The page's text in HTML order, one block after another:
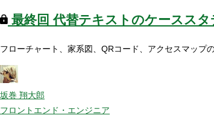
最終回 代替テキストのケーススタ
フローチャート、家系図、QRコード、アクセスマップ
坂巻 翔大郎
フロントエンド・エンジニア